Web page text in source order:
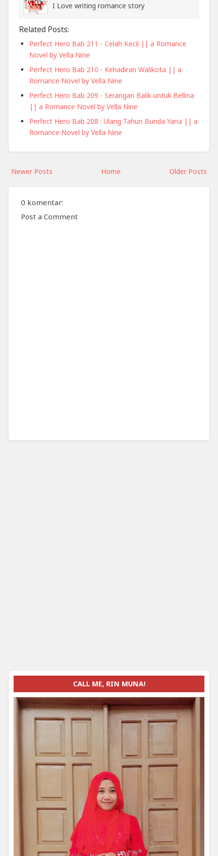
I Love writing romance story
Related Posts:
Perfect Hero Bab 211 - Celah Kecil || a Romance
Novel by Vella Nine
Perfect Hero Bab 210 - Kehadiran Walikota || a
Romance Novel by Vella Nine
Perfect Hero Bab 209 - Serangan Balik untuk Bellina
|| a Romance Novel by Vella Nine
Perfect Hero Bab 208 : Ulang Tahun Bunda Yana || a
Romance Novel by Vella Nine
Newer Posts Older Posts
Home
0 komentar:
Post a Comment
CALL ME, RIN MUNA!